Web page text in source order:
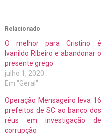
Relacionado
O melhor para Cristino é
Ivanildo Ribeiro e abandonar o
presente grego
julho 1, 2020
Em "Geral"
Operação Mensageiro leva 16
prefeitos de SC ao banco dos
réus em investigação de
corrupção